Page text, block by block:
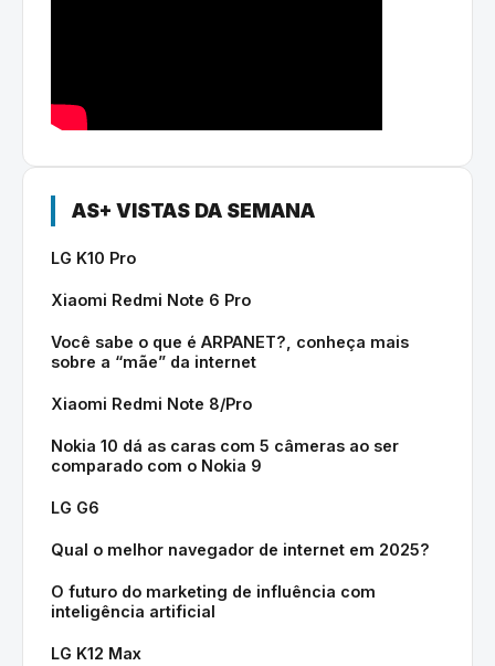
AS+ VISTAS DA SEMANA
LG K10 Pro
Xiaomi Redmi Note 6 Pro
Você sabe o que é ARPANET?, conheça mais
sobre a “mãe” da internet
Xiaomi Redmi Note 8/Pro
Nokia 10 dá as caras com 5 câmeras ao ser
comparado com o Nokia 9
LG G6
Qual o melhor navegador de internet em 2025?
O futuro do marketing de influência com
inteligência artificial
LG K12 Max